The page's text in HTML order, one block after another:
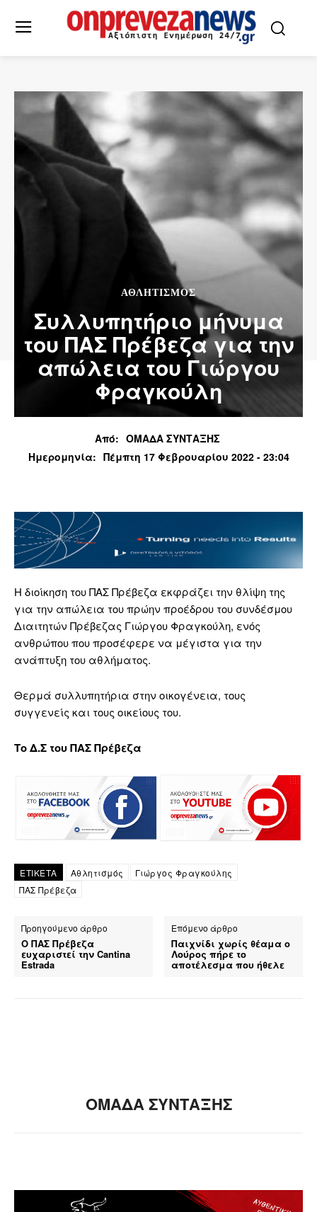
ΑΘΛΗΤΙΣΜΌΣ
Συλλυπητήριο μήνυμα
του ΠΑΣ Πρέβεζα για την
απώλεια του Γιώργου
Φραγκούλη
Από: ΟΜΑΔΑ ΣΥΝΤΑΞΗΣ
Ημερομηνία: Πέμπτη 17 Φεβρουαρίου 2022 - 23:04
Η διοίκηση του ΠΑΣ Πρέβεζα εκφράζει την θλίψη της
για την απώλεια του πρώην προέδρου του συνδέσμου
Διαιτητών Πρέβεζας Γιώργου Φραγκούλη, ενός
ανθρώπου που προσέφερε να μέγιστα για την
ανάπτυξη του αθλήματος.
Θερμά συλλυπητήρια στην οικογένεια, τους
συγγενείς και τους οικείους του.
Το Δ.Σ του ΠΑΣ Πρέβεζα
ΕΤΙΚΕΤΑ Αθλητισμός
Γιώργος Φραγκούλης
ΠΑΣ Πρέβεζα
Προηγούμενο άρθρο
Ο ΠΑΣ Πρέβεζα
ευχαριστεί την Cantina
Estrada
Επόμενο άρθρο
Παιχνίδι χωρίς θέαμα ο
Λούρος πήρε το
αποτέλεσμα που ήθελε
ΟΜΑΔΑ ΣΥΝΤΑΞΗΣ